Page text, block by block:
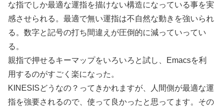
な指でしか最適な運指を描けない構造になっている事を実
感させられる。最適で無い運指は不自然な動きを強いられ
る。数字と記号の打ち間違えが圧倒的に減っていってい
る。
親指で押せるキーマップをいろいろと試し、Emacsを利
用するのがすごく楽になった。
KINESISどうなの？ってきかれますが、人間側が最適な運
指を強要されるので、使って良かったと思ってます。その